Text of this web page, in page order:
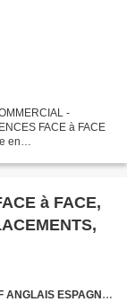
-
FACE à FACE
en
à FACE,
ESPAGNOL